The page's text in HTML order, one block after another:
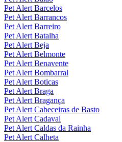
Pet Alert Barcelos
Pet Alert Barrancos
Pet Alert Barreiro
Pet Alert Batalha
Pet Alert Beja
Pet Alert Belmonte
Pet Alert Benavente
Pet Alert Bombarral
Pet Alert Boticas
Pet Alert Braga
Pet Alert Bragança
Pet Alert Cabeceiras de Basto
Pet Alert Cadaval
Pet Alert Caldas da Rainha
Pet Alert Calheta